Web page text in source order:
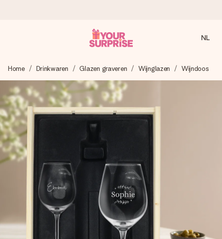
We maken jouw cadeau met zorg en zorgen dat het
razendsnel onderweg is - zodat jij kunt geven op precies
het juiste moment, wanneer het het meeste betekent.
4,8 (gebaseerd op +8.000 reviews)
Onze cadeaus worden gewaardeerd. Klanten beoordelen
ons met een 4,7 op Google Reviews
Gratis wenskaartje
Je maakt in een paar stappen iets unieks – met haar naam,
jullie foto of een boodschap die raakt. Zonder gedoe, maar
met alle aandacht voor het moment.
NL
Home Drinkwaren Glazen graveren Wijnglazen Wijndoos